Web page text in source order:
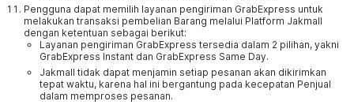
Pengguna dapat memilih layanan pengiriman GrabExpress untuk
melakukan transaksi pembelian Barang melalui Platform Jakmall
dengan ketentuan sebagai berikut:
Layanan pengiriman GrabExpress tersedia dalam 2 pilihan, yakni
GrabExpress Instant dan GrabExpress Same Day.
Jakmall tidak dapat menjamin setiap pesanan akan dikirimkan
tepat waktu, karena hal ini bergantung pada kecepatan Penjual
dalam memproses pesanan.